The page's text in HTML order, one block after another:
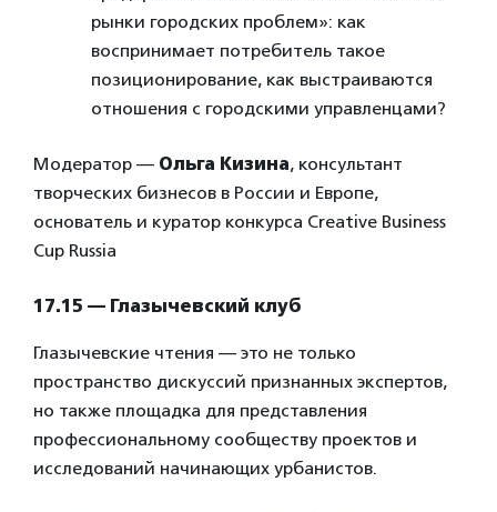
рынки городских проблем»: как
воспринимает потребитель такое
позиционирование, как выстраиваются
отношения с городскими управленцами?
Модератор — Ольга Кизина, консультант
творческих бизнесов в России и Европе,
основатель и куратор конкурса Creative Business
Cup Russia
17.15 — Глазычевский клуб
Глазычевские чтения — это не только
пространство дискуссий признанных экспертов,
но также площадка для представления
профессиональному сообществу проектов и
исследований начинающих урбанистов.